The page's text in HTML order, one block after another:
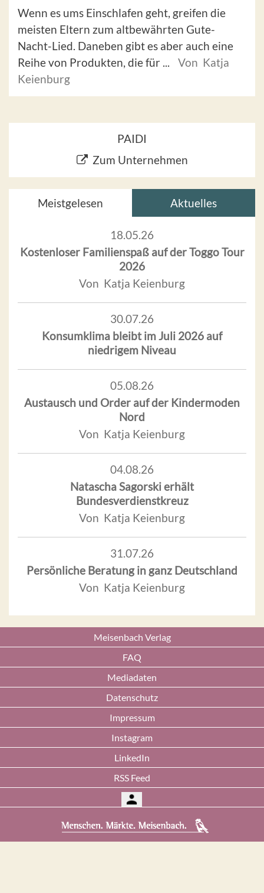
Wenn es ums Einschlafen geht, greifen die
meisten Eltern zum altbewährten Gute-
Nacht-Lied. Daneben gibt es aber auch eine
Reihe von Produkten, die für ...
Von Katja
Keienburg
PAIDI
Zum Unternehmen
Meistgelesen Aktuelles
18.05.26
Kostenloser Familienspaß auf der Toggo Tour
2026
Von Katja Keienburg
30.07.26
Konsumklima bleibt im Juli 2026 auf
niedrigem Niveau
05.08.26
Austausch und Order auf der Kindermoden
Nord
Von Katja Keienburg
04.08.26
Natascha Sagorski erhält
Bundesverdienstkreuz
Von Katja Keienburg
31.07.26
Persönliche Beratung in ganz Deutschland
Von Katja Keienburg
Meisenbach Verlag
FAQ
Mediadaten
Datenschutz
Impressum
Instagram
LinkedIn
RSS Feed